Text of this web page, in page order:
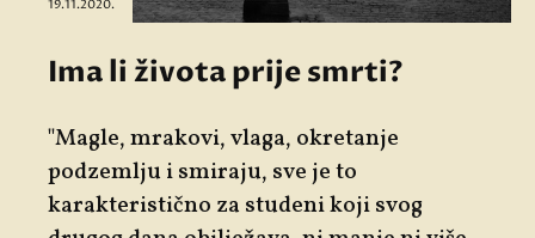
19.11.2020.
Ima li života prije smrti?
"Magle, mrakovi, vlaga, okretanje
podzemlju i smiraju, sve je to
karakteristično za studeni koji svog